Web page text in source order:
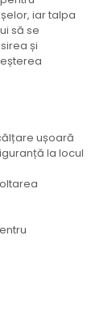
iar talpa
să se
și
ușoară
la locul